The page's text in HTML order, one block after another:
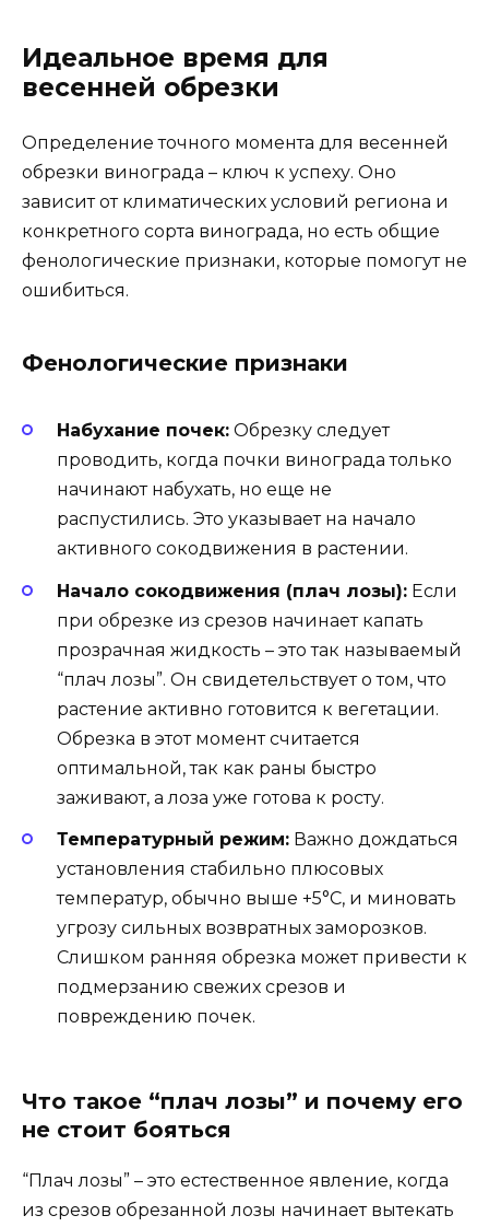
Идеальное время для
весенней обрезки
Определение точного момента для весенней
обрезки винограда – ключ к успеху. Оно
зависит от климатических условий региона и
конкретного сорта винограда, но есть общие
фенологические признаки, которые помогут не
ошибиться.
Фенологические признаки
Набухание почек: Обрезку следует
проводить, когда почки винограда только
начинают набухать, но еще не
распустились. Это указывает на начало
активного сокодвижения в растении.
Начало сокодвижения (плач лозы): Если
при обрезке из срезов начинает капать
прозрачная жидкость – это так называемый
“плач лозы”. Он свидетельствует о том, что
растение активно готовится к вегетации.
Обрезка в этот момент считается
оптимальной, так как раны быстро
заживают, а лоза уже готова к росту.
Температурный режим: Важно дождаться
установления стабильно плюсовых
температур, обычно выше +5°C, и миновать
угрозу сильных возвратных заморозков.
Слишком ранняя обрезка может привести к
подмерзанию свежих срезов и
повреждению почек.
Что такое “плач лозы” и почему его
не стоит бояться
“Плач лозы” – это естественное явление, когда
из срезов обрезанной лозы начинает вытекать